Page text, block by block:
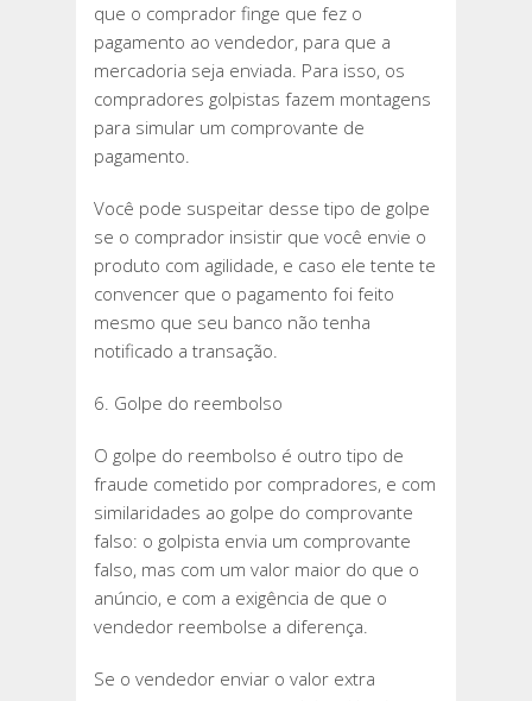
que o comprador finge que fez o
pagamento ao vendedor, para que a
mercadoria seja enviada. Para isso, os
compradores golpistas fazem montagens
para simular um comprovante de
pagamento.
Você pode suspeitar desse tipo de golpe
se o comprador insistir que você envie o
produto com agilidade, e caso ele tente te
convencer que o pagamento foi feito
mesmo que seu banco não tenha
notificado a transação.
6. Golpe do reembolso
O golpe do reembolso é outro tipo de
fraude cometido por compradores, e com
similaridades ao golpe do comprovante
falso: o golpista envia um comprovante
falso, mas com um valor maior do que o
anúncio, e com a exigência de que o
vendedor reembolse a diferença.
Se o vendedor enviar o valor extra